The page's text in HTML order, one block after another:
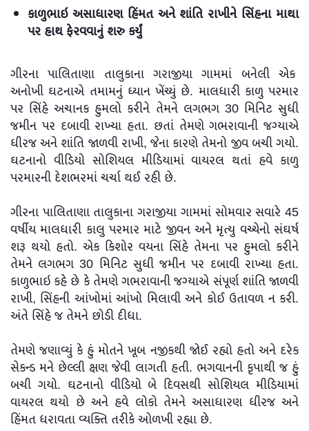
કાળુભાઇ અસાધારણ હિંમત અને શાંતિ રાખીને સિંહના માથા
પર હાથ ફેરવવાનું શરુ કર્યું
ગીરના પાલિતાણા તાલુકાના ગરાજીયા ગામમાં બનેલી એક
અનોખી ઘટનાએ તમામનું ધ્યાન ખેંચ્યું છે. માલધારી કાળુ પરમાર
પર સિંહે અચાનક હુમલો કરીને તેમને લગભગ 30 મિનિટ સુધી
જમીન પર દબાવી રાખ્યા હતા. છતાં તેમણે ગભરાવાની જગ્યાએ
ધીરજ અને શાંતિ જાળવી રાખી, જેના કારણે તેમનો જીવ બચી ગયો.
ઘટનાનો વીડિયો સોશિયલ મીડિયામાં વાયરલ થતાં હવે કાળુ
પરમારની દેશભરમાં ચર્ચા થઈ રહી છે.
ગીરના પાલિતાણા તાલુકાના ગરાજીયા ગામમાં સોમવાર સવારે 45
વર્ષીય માલધારી કાલુ પરમાર માટે જીવન અને મૃત્યુ વચ્ચેનો સંઘર્ષ
શરૂ થયો હતો. એક કિશોર વયના સિંહે તેમના પર હુમલો કરીને
તેમને લગભગ 30 મિનિટ સુધી જમીન પર દબાવી રાખ્યા હતા.
કાળુભાઇ કહે છે કે તેમણે ગભરાવાની જગ્યાએ સંપૂર્ણ શાંતિ જાળવી
રાખી, સિંહની આંખોમાં આંખો મિલાવી અને કોઈ ઉતાવળ ન કરી.
અંતે સિંહે જ તેમને છોડી દીધા.
તેમણે જણાવ્યું કે હું મોતને ખૂબ નજીકથી જોઈ રહ્યો હતો અને દરેક
સેકન્ડ મને છેલ્લી ક્ષણ જેવી લાગતી હતી. ભગવાનની કૃપાથી જ હું
બચી ગયો. ઘટનાનો વીડિયો બે દિવસથી સોશિયલ મીડિયામાં
વાયરલ થયો છે અને હવે લોકો તેમને અસાધારણ ધીરજ અને
હિંમત ધરાવતા વ્યક્તિ તરીકે ઓળખી રહ્યા છે.